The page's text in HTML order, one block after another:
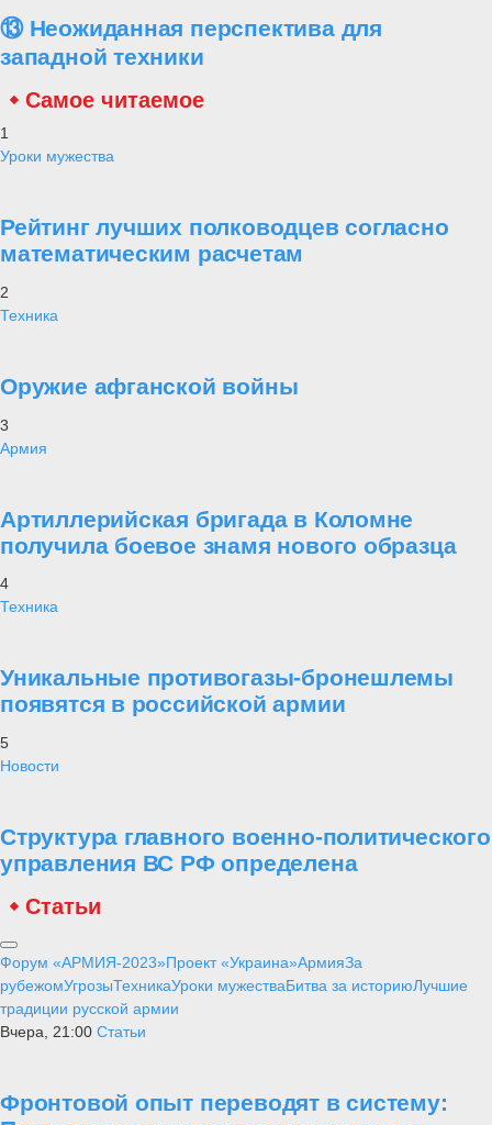
⑬ Неожиданная перспектива для
западной техники
Самое читаемое
1
Уроки мужества
Рейтинг лучших полководцев согласно
математическим расчетам
2
Техника
Оружие афганской войны
3
Армия
Артиллерийская бригада в Коломне
получила боевое знамя нового образца
4
Техника
Уникальные противогазы-бронешлемы
появятся в российской армии
5
Новости
Структура главного военно-политического
управления ВС РФ определена
Статьи
Форум «АРМИЯ-2023»Проект «Украина»АрмияЗа
рубежомУгрозыТехникаУроки мужестваБитва за историюЛучшие
традиции русской армии
Вчера, 21:00 Статьи
Фронтовой опыт переводят в систему: